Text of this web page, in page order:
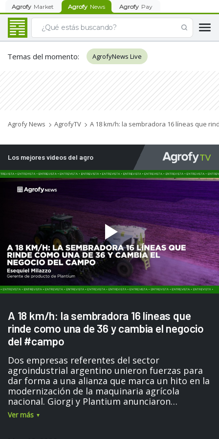
Agrofy Market Agrofy News Agrofy Pay
Temas del momento: AgrofyNews Live
Agrofy News AgrofyTV A 18 km/h: la sembradora 16 líneas que
Los mejores videos del agro
A 18 km/h: la sembradora 16 líneas que
rinde como una de 36 y cambia el negocio
del #campo
Dos empresas referentes del sector
agroindustrial argentino unieron fuerzas para
dar forma a una alianza que marca un hito en la
modernización de la maquinaria agrícola
nacional. Giorgi y Plantium anunciaron
oficialmente su asociación estratégica con el
Ver más